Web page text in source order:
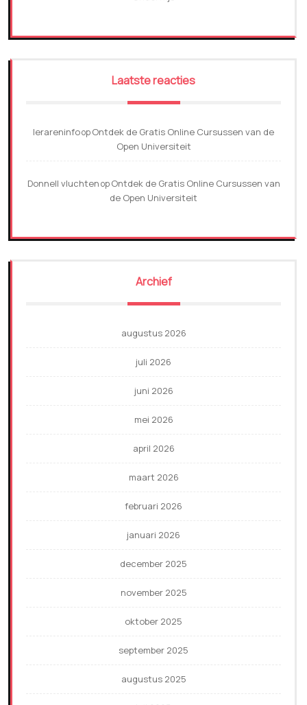
Laatste reacties
lerareninfoopOntdek de Gratis Online Cursussen van de
Open Universiteit
Donnell vluchtenopOntdek de Gratis Online Cursussen van
de Open Universiteit
Archief
augustus 2026
juli 2026
juni 2026
mei 2026
april 2026
maart 2026
februari 2026
januari 2026
december 2025
november 2025
oktober 2025
september 2025
augustus 2025